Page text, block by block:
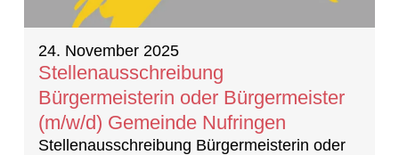
24. November 2025
Stellenausschreibung
Bürgermeisterin oder Bürgermeister
(m/w/d) Gemeinde Nufringen
Stellenausschreibung Bürgermeisterin oder